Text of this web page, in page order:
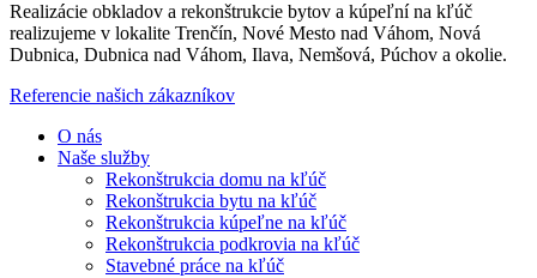
Realizácie obkladov a rekonštrukcie bytov a kúpeľní na kľúč
realizujeme v lokalite Trenčín, Nové Mesto nad Váhom, Nová
Dubnica, Dubnica nad Váhom, Ilava, Nemšová, Púchov a okolie.
Referencie našich zákazníkov
O nás
Naše služby
Rekonštrukcia domu na kľúč
Rekonštrukcia bytu na kľúč
Rekonštrukcia kúpeľne na kľúč
Rekonštrukcia podkrovia na kľúč
Stavebné práce na kľúč